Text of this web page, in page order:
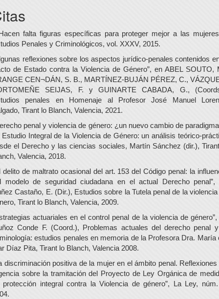
falta figuras específicas para proteger mejor a las
Penales y Criminológicos, vol. XXXV, 2015.
reflexiones sobre los aspectos jurídico-penales contenidos
de Estado contra la Violencia de Género”, en ABEL SOUTO,
CEN¬DÁN, S. B., MARTÍNEZ-BUJÁN PÉREZ, C.,
SEIJAS, F. y GUINARTE CABADA, G.,
penales en Homenaje al Profesor José Manuel
Tirant lo Blanch, Valencia, 2021.
penal y violencia de género: ¿un nuevo cambio de
Estudio Integral de la Violencia de Género: un análisis teórico-
el Derecho y las ciencias sociales, Martín Sánchez (dir.),
Valencia, 2018.
delito de maltrato ocasional del art. 153 del Código penal: la
modelo de seguridad ciudadana en el actual Derecho penal”,
Castaño, E. (Dir.), Estudios sobre la Tutela penal de la violencia
Tirant lo Blanch, Valencia, 2009.
actuariales en el control penal de la violencia de género”,
Conde F. (Coord.), Problemas actuales del derecho penal
estudios penales en memoria de la Profesora Dra. María
Díaz Pita, Tirant lo Blanch, Valencia 2008.
discriminación positiva de la mujer en el ámbito penal. Reflexiones
sobre la tramitación del Proyecto de Ley Orgánica de
protección integral contra la Violencia de género”, La Ley,